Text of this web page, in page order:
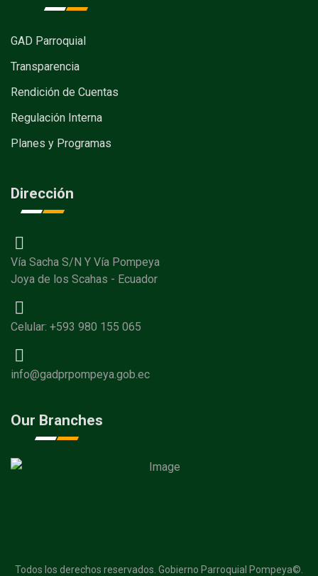
GAD Parroquial
Transparencia
Rendición de Cuentas
Regulación Interna
Planes y Programas
Dirección
Vía Sacha S/N Y Vía Pompeya
Joya de los Scahas - Ecuador
Celular: +593 980 155 065
info@gadprpompeya.gob.ec
Our Branches
Todos los derechos reservados. Gobierno Parroquial Pompeya©.